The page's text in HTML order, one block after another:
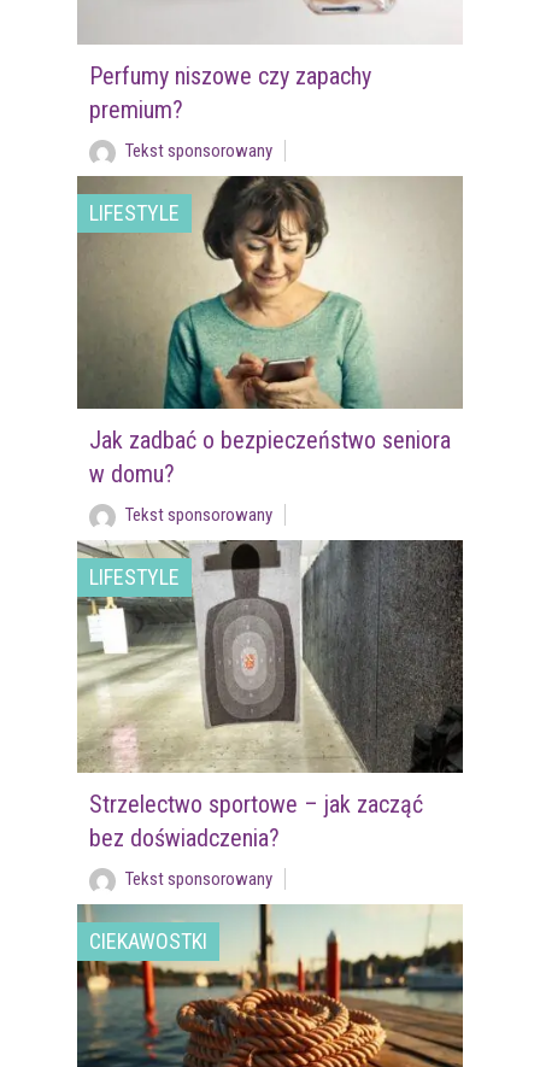
Perfumy niszowe czy zapachy
premium?
Tekst sponsorowany
LIFESTYLE
Jak zadbać o bezpieczeństwo seniora
w domu?
Tekst sponsorowany
LIFESTYLE
Strzelectwo sportowe – jak zacząć
bez doświadczenia?
Tekst sponsorowany
CIEKAWOSTKI